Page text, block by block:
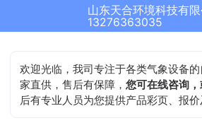
13276363035
欢迎光临，我司专注于各类气象设备
家直供，售后有保障，您可在线咨询
后有专业人员为您提供产品彩页、报价